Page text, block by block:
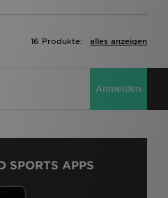
alles anzeigen
16 Produkte:
Anmelden
SPORTS APPS